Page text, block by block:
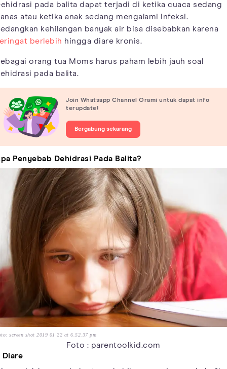
pada balita dapat terjadi di ketika cuaca sedang
atau ketika anak sedang mengalami infeksi.
kehilangan banyak air bisa disebabkan karena
berlebih hingga diare kronis.
orang tua Moms harus paham lebih jauh soal
pada balita.
Join Whatsapp Channel Orami untuk dapat info
terupdate!
Bergabung sekarang
Penyebab Dehidrasi Pada Balita?
screen shot 2019 01 22 at 6.52.37 pm
Foto : parentoolkid.com
Diare